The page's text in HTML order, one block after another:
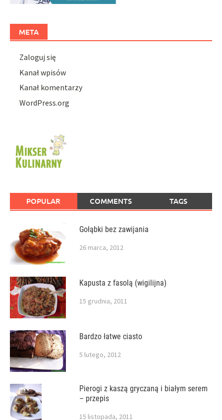
META
Zaloguj się
Kanał wpisów
Kanał komentarzy
WordPress.org
POPULAR COMMENTS TAGS
Gołąbki bez zawijania
26 marca, 2012
Kapusta z fasolą (wigilijna)
15 grudnia, 2011
Bardzo łatwe ciasto
5 lutego, 2012
Pierogi z kaszą gryczaną i białym serem
– przepis
15 listopada, 2011